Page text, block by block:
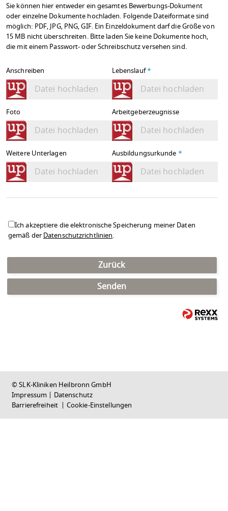
Sie können hier entweder ein gesamtes Bewerbungs-Dokument
oder einzelne Dokumente hochladen. Folgende Dateiformate sind
möglich: PDF, JPG, PNG, GIF. Ein Einzeldokument darf die Größe von
15 MB nicht überschreiten. Bitte laden Sie keine Dokumente hoch,
die mit einem Passwort- oder Schreibschutz versehen sind.
Anschreiben
Datei hochladen
Lebenslauf*
Datei hochladen
Foto
Datei hochladen
Arbeitgeberzeugnisse
Datei hochladen
Weitere Unterlagen
Datei hochladen
Ausbildungsurkunde *
Datei hochladen
Ich akzeptiere die elektronische Speicherung meiner Daten
gemäß derDatenschutzrichtlinien.
Zurück
Senden
© SLK-Kliniken Heilbronn GmbH
Impressum | Datenschutz
Barrierefreiheit | Cookie-Einstellungen